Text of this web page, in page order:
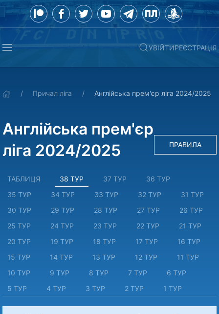
УВІЙТИРЕЄСТРАЦІЯ
Причал ліга Англійська прем'єр ліга 2024/2025
Англійська прем'єр
ліга 2024/2025
ПРАВИЛА
ТАБЛИЦЯ 38 ТУР 37 ТУР
36 ТУР
35 ТУР
34 ТУР 33 ТУР 32 ТУР
31 ТУР
30 ТУР
29 ТУР 28 ТУР 27 ТУР
26 ТУР
25 ТУР
24 ТУР 23 ТУР 22 ТУР
21 ТУР
20 ТУР
19 ТУР 18 ТУР 17 ТУР
16 ТУР
15 ТУР
14 ТУР 13 ТУР 12 ТУР
11 ТУР
10 ТУР
9 ТУР 8 ТУР 7 ТУР
6 ТУР
5 ТУР
4 ТУР 3 ТУР 2 ТУР 1 ТУР